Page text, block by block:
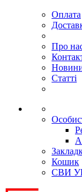
Оплата
Про
Статті
Кошик
СВИ